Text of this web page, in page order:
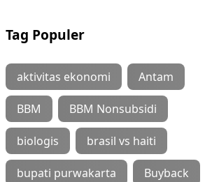
Tag Populer
aktivitas ekonomi Antam
BBM BBM Nonsubsidi
biologis brasil vs haiti
bupati purwakarta Buyback